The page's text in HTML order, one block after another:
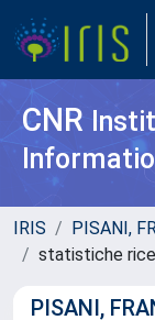
CNR
IRIS
PISANI,
statistiche
PISANI,